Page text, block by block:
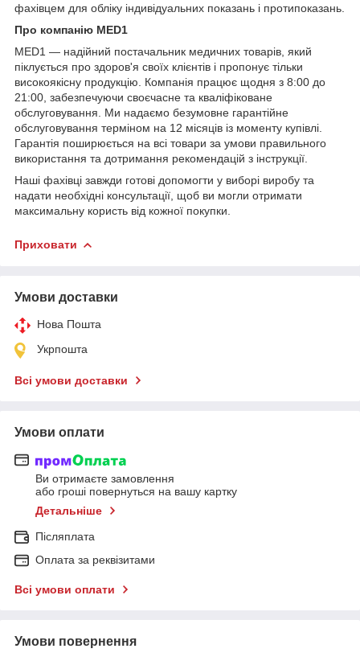
фахівцем для обліку індивідуальних показань і протипоказань.
Про компанію MED1
MED1 — надійний постачальник медичних товарів, який
піклується про здоров'я своїх клієнтів і пропонує тільки
високоякісну продукцію. Компанія працює щодня з 8:00 до
21:00, забезпечуючи своєчасне та кваліфіковане
обслуговування. Ми надаємо безумовне гарантійне
обслуговування терміном на 12 місяців із моменту купівлі.
Гарантія поширюється на всі товари за умови правильного
використання та дотримання рекомендацій з інструкції.
Наші фахівці завжди готові допомогти у виборі виробу та
надати необхідні консультації, щоб ви могли отримати
максимальну користь від кожної покупки.
Приховати
Умови доставки
Нова Пошта
Укрпошта
Всі умови доставки
Умови оплати
Ви отримаєте замовлення
або гроші повернуться на вашу картку
Детальніше
Післяплата
Оплата за реквізитами
Всі умови оплати
Умови повернення